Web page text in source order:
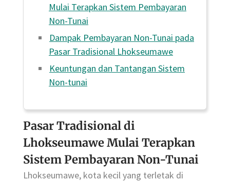
Mulai Terapkan Sistem Pembayaran
Non-Tunai
Dampak Pembayaran Non-Tunai pada
Pasar Tradisional Lhokseumawe
Keuntungan dan Tantangan Sistem
Non-tunai
Pasar Tradisional di
Lhokseumawe Mulai Terapkan
Sistem Pembayaran Non-Tunai
Lhokseumawe, kota kecil yang terletak di